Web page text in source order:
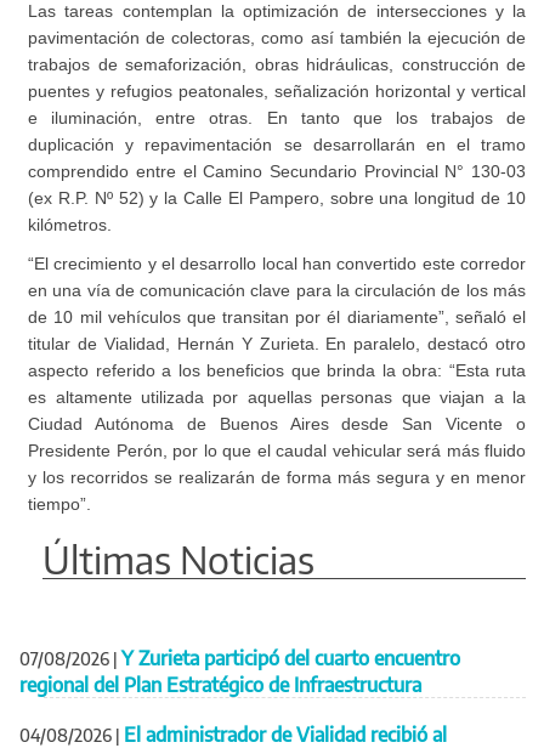
Las tareas contemplan la optimización de intersecciones y la
pavimentación de colectoras, como así también la ejecución de
trabajos de semaforización, obras hidráulicas, construcción de
puentes y refugios peatonales, señalización horizontal y vertical
e iluminación, entre otras. En tanto que los trabajos de
duplicación y repavimentación se desarrollarán en el tramo
comprendido entre el Camino Secundario Provincial N° 130-03
(ex R.P. Nº 52) y la Calle El Pampero, sobre una longitud de 10
kilómetros.
“El crecimiento y el desarrollo local han convertido este corredor
en una vía de comunicación clave para la circulación de los más
de 10 mil vehículos que transitan por él diariamente”, señaló el
titular de Vialidad, Hernán Y Zurieta. En paralelo, destacó otro
aspecto referido a los beneficios que brinda la obra: “Esta ruta
es altamente utilizada por aquellas personas que viajan a la
Ciudad Autónoma de Buenos Aires desde San Vicente o
Presidente Perón, por lo que el caudal vehicular será más fluido
y los recorridos se realizarán de forma más segura y en menor
tiempo”.
Últimas Noticias
07/08/2026 | Y Zurieta participó del cuarto encuentro
regional del Plan Estratégico de Infraestructura
04/08/2026 | El administrador de Vialidad recibió al